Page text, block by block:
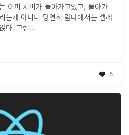
이미 서버가 돌아가고있고, 돌아가
는게 아니니 당연히 람다에서는 셀레
다. 그럼...
5